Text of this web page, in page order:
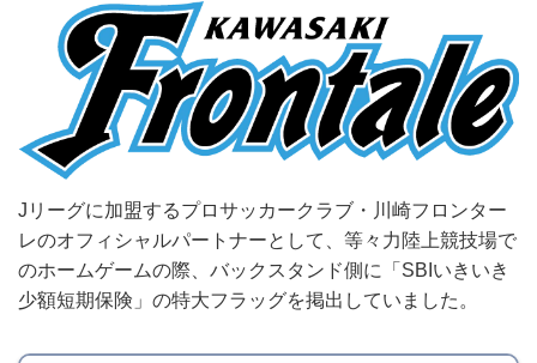
Jリーグに加盟するプロサッカークラブ・川崎フロンター
レのオフィシャルパートナーとして、等々力陸上競技場で
のホームゲームの際、バックスタンド側に「SBIいきいき
少額短期保険」の特大フラッグを掲出していました。